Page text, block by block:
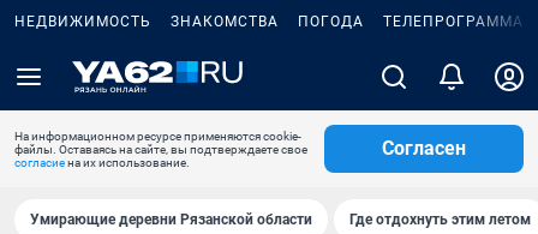
НЕДВИЖИМОСТЬ ЗНАКОМСТВА ПОГОДА ТЕЛЕПРОГРАММА
На информационном ресурсе применяются cookie-
файлы. Оставаясь на сайте, вы подтверждаете свое
согласиена их использование.
Согласен
Умирающие деревни Рязанской области Где отдохнуть этим летом